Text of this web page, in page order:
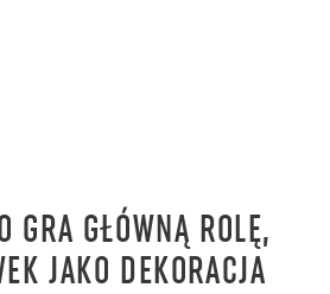
GRA GŁÓWNĄ ROLĘ,
JAKO DEKORACJA